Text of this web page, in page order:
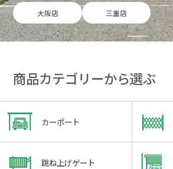
大阪店 三重店
商品カテゴリーから選ぶ
カーポート
跳ね上げゲート